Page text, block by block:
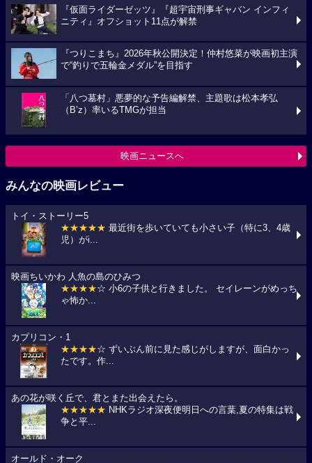
『仮面ライダーゼッツ』『超宇宙刑事ギャバン インフィ
ニティ』オフショット11点が解禁
『つりこまち』2026年秋公開決定！仲村悠菜が映画初主演
で“釣りで五輪金メダル”を目指す
「八つ墓村」悪夢的な予告編解禁、主題歌は松本孝弘
（B’z）率いるTMGが担当
映画ニュースへ
みんなの映画レビュー
トイ・ストーリー5
★★★★★ 最近街を歩いていても小さい子（特に3、4歳
児）がi...
映画ちいかわ 人魚の島のひみつ
★★★★☆ 小6の子供と行きました。 セイレーンがめっち
ゃ怖か...
カプリコン・1
★★★★☆ ずいぶん前に見た感じがしますが、面白かっ
たです。作...
あの花が咲く丘で、君とまた出会えたら。
★★★★★ NHKラジオ深夜便明日への言葉,夏の特集は戦
争と平...
オールド・オーク